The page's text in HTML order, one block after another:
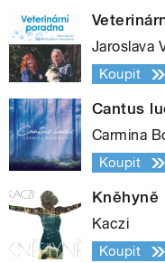
Jaroslava
Koupit
Cantus
Carmina
Koupit
Kněhyně
Kaczi
Koupit